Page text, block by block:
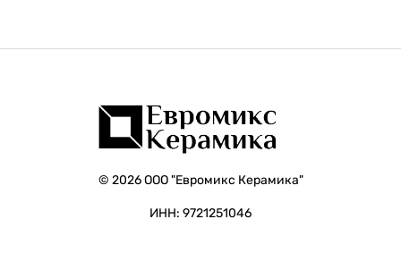
© 2026 ООО "Евромикс Керамика"
ИНН: 9721251046